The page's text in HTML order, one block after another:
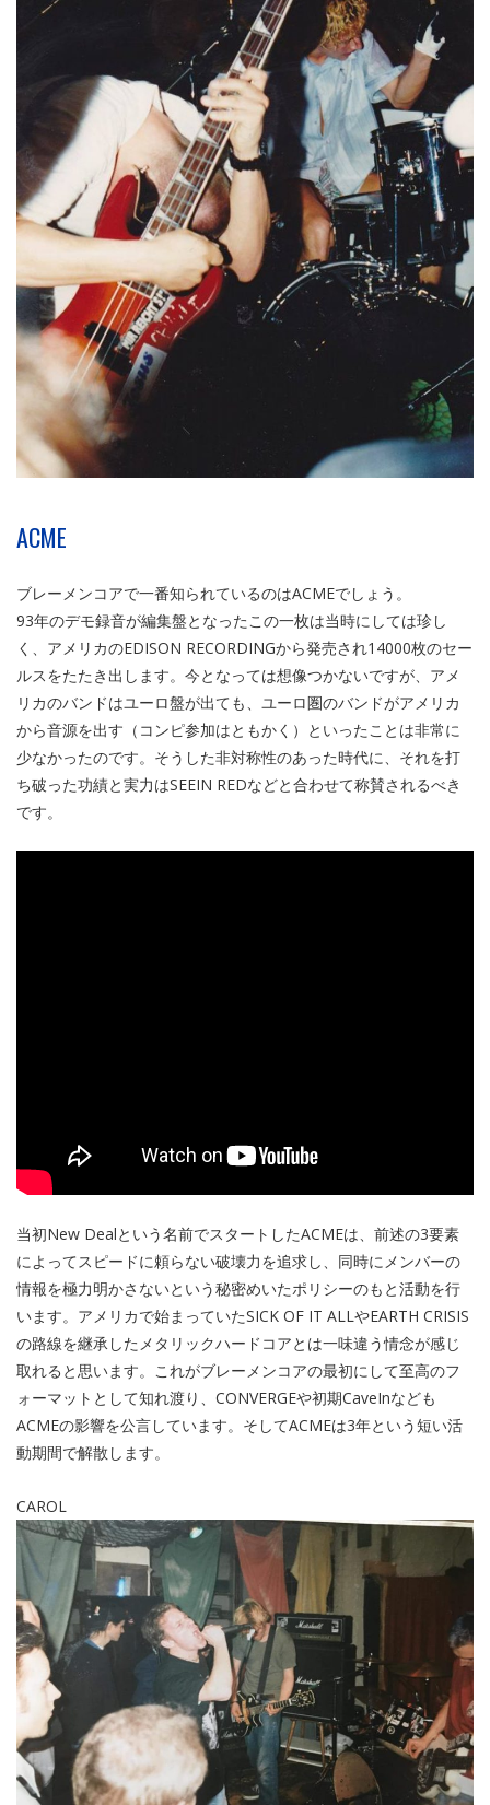
ACME
ブレーメンコアで一番知られているのはACMEでしょう。
93年のデモ録音が編集盤となったこの一枚は当時にしては珍し
く、アメリカのEDISON RECORDINGから発売され14000枚のセー
ルスをたたき出します。今となっては想像つかないですが、アメ
リカのバンドはユーロ盤が出ても、ユーロ圏のバンドがアメリカ
から音源を出す（コンピ参加はともかく）といったことは非常に
少なかったのです。そうした非対称性のあった時代に、それを打
ち破った功績と実力はSEEIN REDなどと合わせて称賛されるべき
です。
当初New Dealという名前でスタートしたACMEは、前述の3要素
によってスピードに頼らない破壊力を追求し、同時にメンバーの
情報を極力明かさないという秘密めいたポリシーのもと活動を行
います。アメリカで始まっていたSICK OF IT ALLやEARTH CRISIS
の路線を継承したメタリックハードコアとは一味違う情念が感じ
取れると思います。これがブレーメンコアの最初にして至高のフ
ォーマットとして知れ渡り、CONVERGEや初期CaveInなども
ACMEの影響を公言しています。そしてACMEは3年という短い活
動期間で解散します。
CAROL